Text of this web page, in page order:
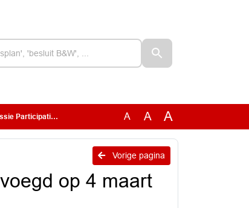
op 4 maart 2025) A A A
Vorige pagina
op 4 maart